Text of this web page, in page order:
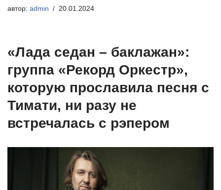
автор: admin 20.01.2024
«Лада седан – баклажан»:
группа «Рекорд Оркестр»,
которую прославила песня с
Тимати, ни разу не
встречалась с рэпером